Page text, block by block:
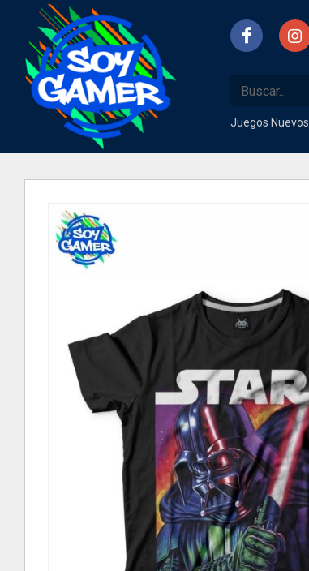
Juegos Nuevos